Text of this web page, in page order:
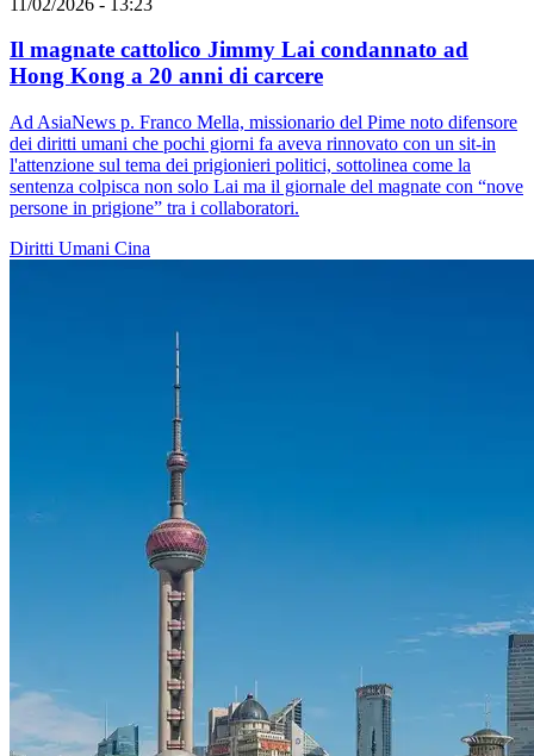
Il magnate cattolico Jimmy Lai condannato ad
Hong Kong a 20 anni di carcere
Ad AsiaNews p. Franco Mella, missionario del Pime noto difensore
dei diritti umani che pochi giorni fa aveva rinnovato con un sit-in
l'attenzione sul tema dei prigionieri politici, sottolinea come la
sentenza colpisca non solo Lai ma il giornale del magnate con “nove
persone in prigione” tra i collaboratori.
Diritti Umani Cina